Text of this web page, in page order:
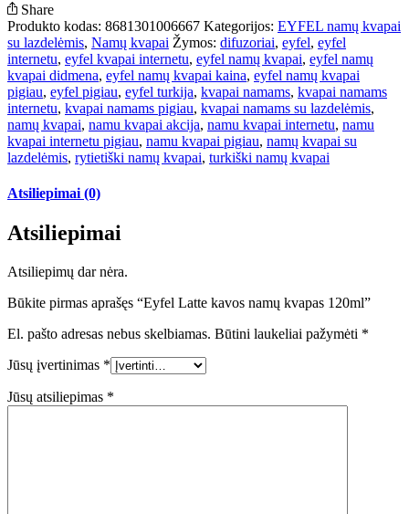
Share
Produkto kodas: 8681301006667 Kategorijos: EYFEL namų kvapai
su lazdelėmis, Namų kvapai Žymos: difuzoriai, eyfel, eyfel
internetu, eyfel kvapai internetu, eyfel namų kvapai, eyfel namų
kvapai didmena, eyfel namų kvapai kaina, eyfel namų kvapai
pigiau, eyfel pigiau, eyfel turkija, kvapai namams, kvapai namams
internetu, kvapai namams pigiau, kvapai namams su lazdelėmis,
namų kvapai, namu kvapai akcija, namu kvapai internetu, namu
kvapai internetu pigiau, namu kvapai pigiau, namų kvapai su
lazdelėmis, rytietiški namų kvapai, turkiški namų kvapai
Atsiliepimai (0)
Atsiliepimai
Atsiliepimų dar nėra.
Būkite pirmas aprašęs “Eyfel Latte kavos namų kvapas 120ml”
El. pašto adresas nebus skelbiamas. Būtini laukeliai pažymėti *
Jūsų įvertinimas *
Jūsų atsiliepimas *